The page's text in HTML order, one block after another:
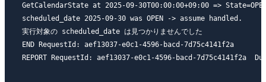
GetCalendarState at 2025-09-30T00:00:00+09:00 =>
scheduled_date 2025-09-30 was OPEN -> assume handled.
実行対象の scheduled_date は見つかりませんでした
END RequestId: aef13037-e0c1-4596-bacd-7d75c4141f2a